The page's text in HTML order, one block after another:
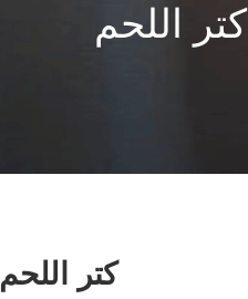
كتر اللحم
كتر اللحم